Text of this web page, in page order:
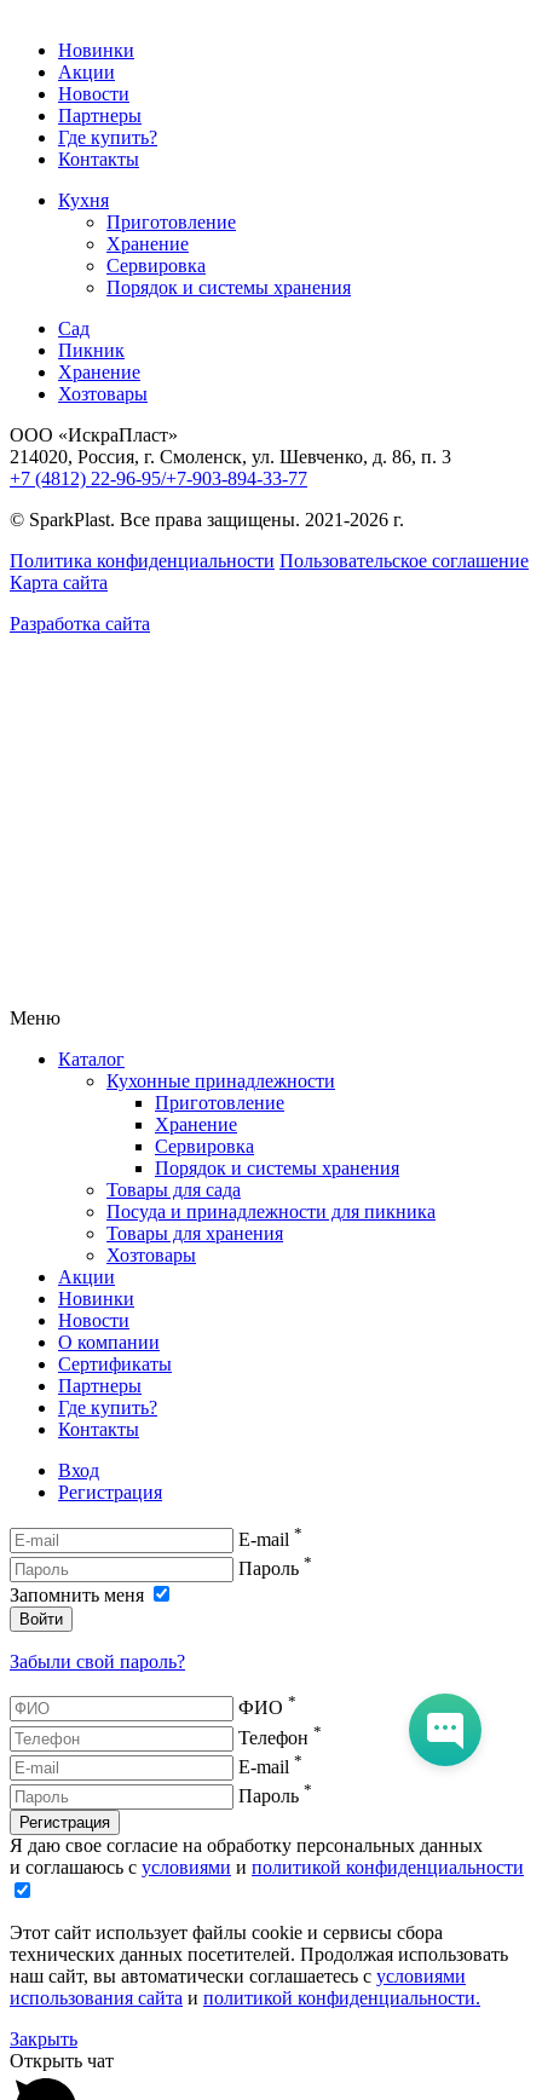
Новинки
Акции
Новости
Партнеры
Где купить?
Контакты
Кухня
Приготовление
Хранение
Сервировка
Порядок и системы хранения
Сад
Пикник
Хранение
Хозтовары
ООО «ИскраПласт»
214020, Россия, г. Смоленск, ул. Шевченко, д. 86, п. 3
+7 (4812) 22-96-95/+7-903-894-33-77
© SparkPlast. Все права защищены. 2021-2026 г.
Политика конфиденциальности Пользовательское соглашение
Карта сайта
Разработка сайта
Меню
Каталог
Кухонные принадлежности
Приготовление
Хранение
Сервировка
Порядок и системы хранения
Товары для сада
Посуда и принадлежности для пикника
Товары для хранения
Хозтовары
Акции
Новинки
Новости
О компании
Сертификаты
Партнеры
Где купить?
Контакты
Вход
Регистрация
E-mail *
Пароль *
Запомнить меня
Войти
Забыли свой пароль?
ФИО *
Телефон *
E-mail *
Пароль *
Регистрация
Я даю свое согласие на обработку персональных данных
и соглашаюсь с условиями и политикой конфиденциальности
Этот сайт использует файлы cookie и сервисы сбора
технических данных посетителей. Продолжая использовать
наш сайт, вы автоматически соглашаетесь с условиями
использования сайта и политикой конфиденциальности.
Закрыть
Открыть чат